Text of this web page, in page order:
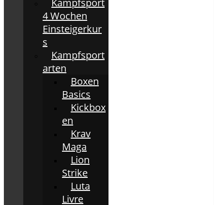
4 Wochen
Einsteigerkur
s
Kampfsport
arten
Boxen
Basics
Kickbox
en
Krav
Maga
Lion
Strike
Luta
Livre